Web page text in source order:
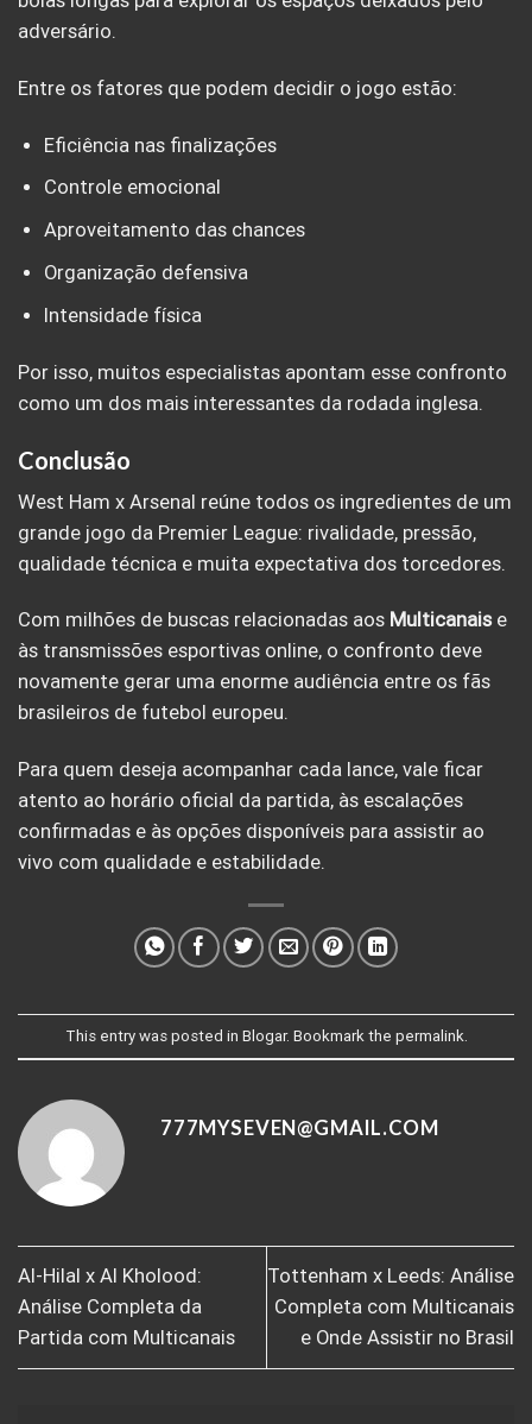
adversário.
Entre os fatores que podem decidir o jogo estão:
Eficiência nas finalizações
Controle emocional
Aproveitamento das chances
Organização defensiva
Intensidade física
Por isso, muitos especialistas apontam esse confronto
como um dos mais interessantes da rodada inglesa.
Conclusão
West Ham x Arsenal reúne todos os ingredientes de um
grande jogo da Premier League: rivalidade, pressão,
qualidade técnica e muita expectativa dos torcedores.
Com milhões de buscas relacionadas aos Multicanaise
às transmissões esportivas online, o confronto deve
novamente gerar uma enorme audiência entre os fãs
brasileiros de futebol europeu.
Para quem deseja acompanhar cada lance, vale ficar
atento ao horário oficial da partida, às escalações
confirmadas e às opções disponíveis para assistir ao
vivo com qualidade e estabilidade.
This entry was posted in Blogar. Bookmark the permalink
777MYSEVEN@GMAIL.COM
Al-Hilal x Al Kholood:
Análise Completa da
Partida com Multicanais
Tottenham x Leeds: Análise
Completa com Multicanais
e Onde Assistir no Brasil